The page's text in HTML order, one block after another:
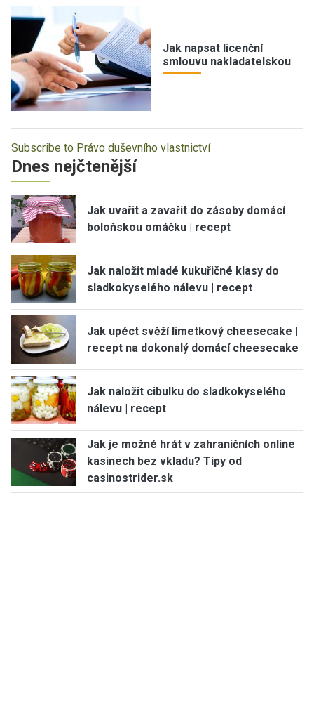
Jak napsat licenční
smlouvu nakladatelskou
Subscribe to Právo duševního vlastnictví
Dnes nejčtenější
Jak uvařit a zavařit do zásoby domácí
boloňskou omáčku | recept
Jak naložit mladé kukuřičné klasy do
sladkokyselého nálevu | recept
Jak upéct svěží limetkový cheesecake |
recept na dokonalý domácí cheesecake
Jak naložit cibulku do sladkokyselého
nálevu | recept
Jak je možné hrát v zahraničních online
kasinech bez vkladu? Tipy od
casinostrider.sk